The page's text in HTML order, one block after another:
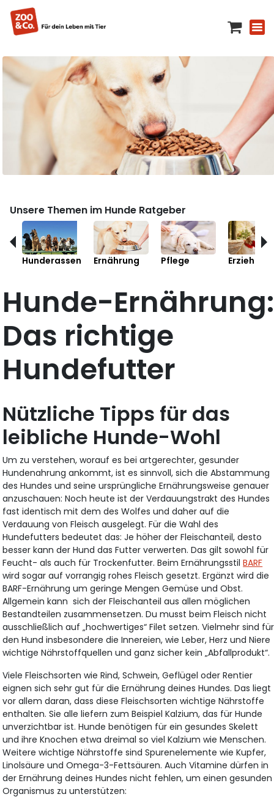
Unsere Themen im Hunde Ratgeber
Hunderassen Ernährung Pflege Erziehung
Hunde-Ernährung:
Das richtige
Hundefutter
Nützliche Tipps für das
leibliche Hunde-Wohl
Um zu verstehen, worauf es bei artgerechter, gesunder
Hundenahrung ankommt, ist es sinnvoll, sich die Abstammung
des Hundes und seine ursprüngliche Ernährungsweise genauer
anzuschauen: Noch heute ist der Verdauungstrakt des Hundes
fast identisch mit dem des Wolfes und daher auf die
Verdauung von Fleisch ausgelegt. Für die Wahl des
Hundefutters bedeutet das: Je höher der Fleischanteil, desto
besser kann der Hund das Futter verwerten. Das gilt sowohl für
Feucht- als auch für Trockenfutter. Beim ErnährungsstilBARF
wird sogar auf vorrangig rohes Fleisch gesetzt. Ergänzt wird die
BARF-Ernährung um geringe Mengen Gemüse und Obst.
Allgemein kann sich der Fleischanteil aus allen möglichen
Bestandteilen zusammensetzen. Du musst beim Fleisch nicht
ausschließlich auf „hochwertiges“ Filet setzen. Vielmehr sind für
den Hund insbesondere die Innereien, wie Leber, Herz und Niere
wichtige Nährstoffquellen und ganz sicher kein „Abfallprodukt“.
Viele Fleischsorten wie Rind, Schwein, Geflügel oder Rentier
eignen sich sehr gut für die Ernährung deines Hundes. Das liegt
vor allem daran, dass diese Fleischsorten wichtige Nährstoffe
enthalten. Sie alle liefern zum Beispiel Kalzium, das für Hunde
unverzichtbar ist. Hunde benötigen für ein gesundes Skelett
und ihre Knochen etwa dreimal so viel Kalzium wie Menschen.
Weitere wichtige Nährstoffe sind Spurenelemente wie Kupfer,
Linolsäure und Omega-3-Fettsäuren. Auch Vitamine dürfen in
der Ernährung deines Hundes nicht fehlen, um einen gesunden
Organismus zu unterstützen: